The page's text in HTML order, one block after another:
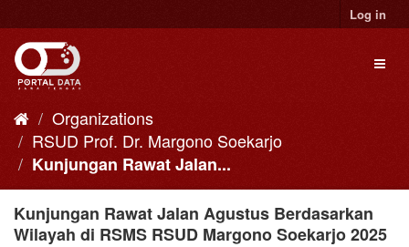
to
content
Log in
Organizations
RSUD Prof. Dr. Margono Soekarjo
Kunjungan Rawat Jalan...
Kunjungan Rawat Jalan Agustus Berdasarkan
Wilayah di RSMS RSUD Margono Soekarjo 2025